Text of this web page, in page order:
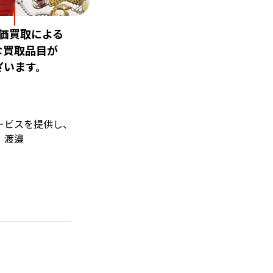
買取による
取品目が
ます。
スを提供し、
邉